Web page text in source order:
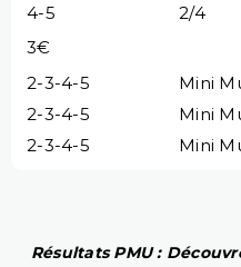
4-5
2/4
3€
2-3-4-5
Mini
2-3-4-5
Mini
2-3-4-5
Mini
Résultats PMU :